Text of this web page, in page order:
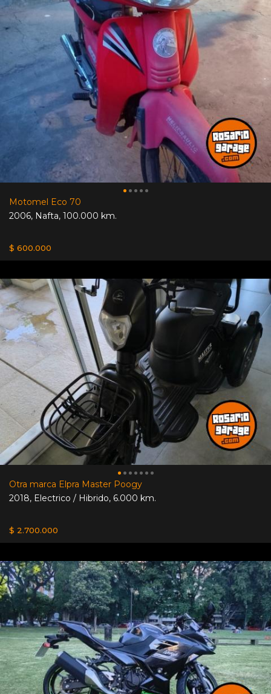
Motomel Eco 70
2006, Nafta, 100.000 km.
$ 600.000
Otra marca Elpra Master Poogy
2018, Electrico / Hibrido, 6.000 km.
$ 2.700.000